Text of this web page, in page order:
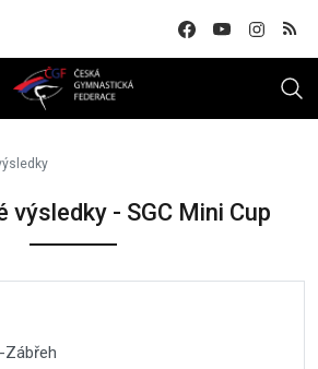
výsledky - SGC Mini Cup
Zábřeh